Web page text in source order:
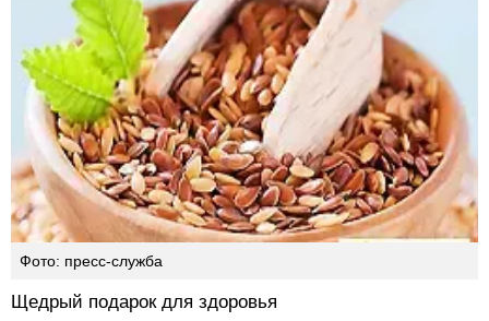
Фото: пресс-служба
Щедрый подарок для здоровья